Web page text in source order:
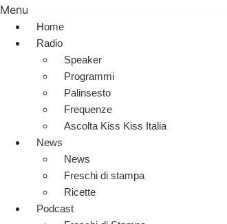
Menu
Home
Radio
Speaker
Programmi
Palinsesto
Frequenze
Ascolta Kiss Kiss Italia
News
News
Freschi di stampa
Ricette
Podcast